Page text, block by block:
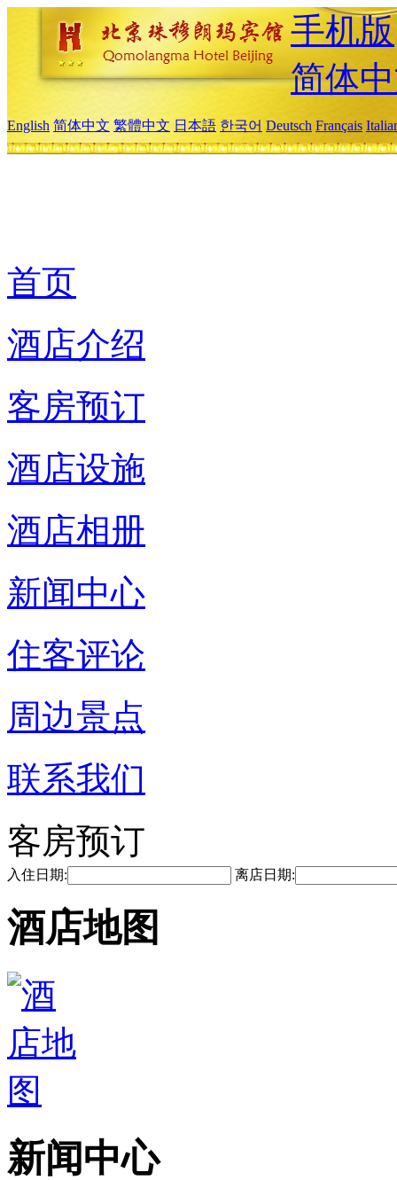
手机版
简体
English 简体中文 繁體中文 日本語 한국어 Deutsch Français
首页
酒店介绍
客房预订
酒店设施
酒店相册
新闻中心
住客评论
周边景点
联系我们
客房预订
入住日期: 离店日期:
酒店地图
新闻中心